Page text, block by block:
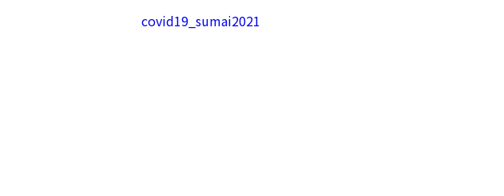
covid19_sumai2021